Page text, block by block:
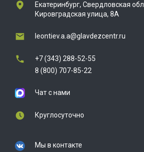
Екатеринбург, Свердловская
Кировградская улица, 8А
leontiev.a.a@glavdezcentr.ru
+7 (343) 288-52-55
8 (800) 707-85-22
Чат с нами
Круглосуточно
Мы в контакте